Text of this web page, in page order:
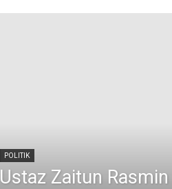
POLITIK
Ustaz Zaitun